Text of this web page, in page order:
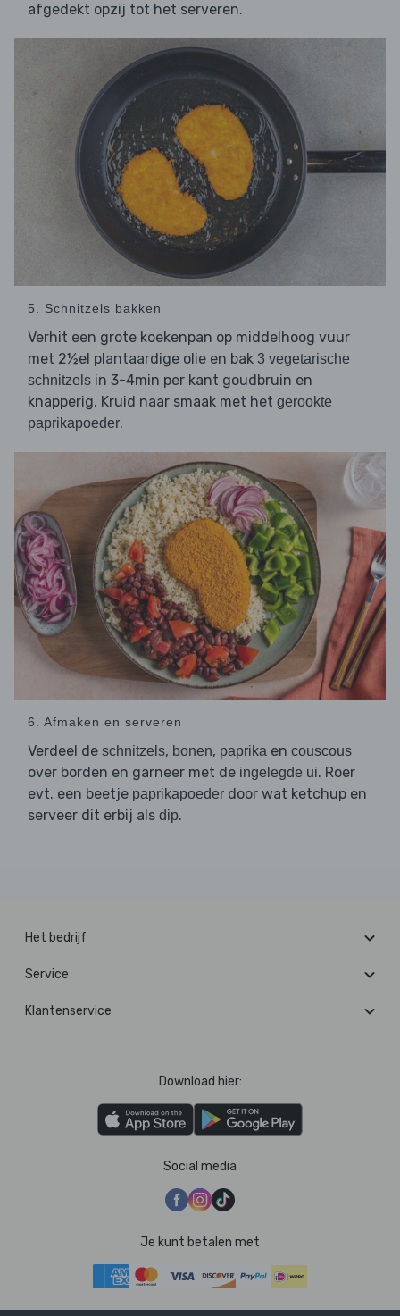
afgedekt opzij tot het serveren.
5. Schnitzels bakken
Verhit een grote koekenpan op middelhoog vuur
met 2½el plantaardige olie en bak 3 vegetarische
schnitzels in 3-4min per kant goudbruin en
knapperig. Kruid naar smaak met het gerookte
paprikapoeder.
6. Afmaken en serveren
Verdeel de schnitzels, bonen, paprika en couscous
over borden en garneer met de ingelegde ui. Roer
evt. een beetje paprikapoeder door wat ketchup en
serveer dit erbij als dip.
Het bedrijf
Service
Klantenservice
Download hier:
Social media
Je kunt betalen met